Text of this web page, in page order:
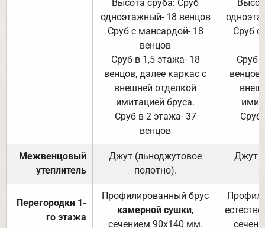
Высота сруба: Сруб
одноэтажный- 18 венцов
Сруб с мансардой- 18
венцов
Сруб в 1,5 этажа- 18
венцов, далее каркас с
внешней отделкой
имитацией бруса.
Сруб в 2 этажа- 37
венцов
Сруб с
Сруб
Сруб
Межвенцовый
утеплитель
Джут (льноджутовое
полотно).
Джут
Перегородки 1-
го этажа
Профилированный брус
камерной сушки,
сечением 90х140 мм.